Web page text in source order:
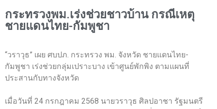
กระทรวงพม.เร่งช่วยชาวบ้าน กรณีเหตุ
ชายแดนไทย-กัมพูชา
“วราวุธ” เผย ศบปภ. กระทรวง พม. จังหวัด ชายแดนไทย-
กัมพูชา เร่งช่วยกลุ่มเปราะบาง เข้าศูนย์พักพิง ตามแผนที่
ประสานกับทางจังหวัด
เมื่อวันที่ 24 กรกฎาคม 2568 นายวราวุธ ศิลปอาชา รัฐมนตรี